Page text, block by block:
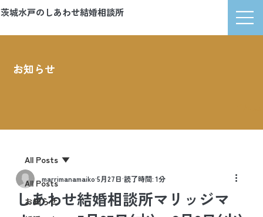
茨城水戸のしあわせ結婚相談所
お知らせ
All Posts
お知らせ
All Posts
しあわせ結婚相談所マリッジマ
marrimanamaiko 5月27日 読了時間: 1分